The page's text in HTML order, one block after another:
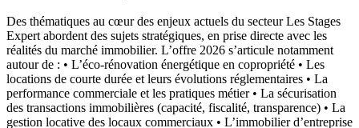
Des thématiques au cœur des enjeux actuels du secteur Les Stages
Expert abordent des sujets stratégiques, en prise directe avec les
réalités du marché immobilier. L’offre 2026 s’articule notamment
autour de : • L’éco-rénovation énergétique en copropriété • Les
locations de courte durée et leurs évolutions réglementaires • La
performance commerciale et les pratiques métier • La sécurisation
des transactions immobilières (capacité, fiscalité, transparence) • La
gestion locative des locaux commerciaux • L’immobilier d’entreprise